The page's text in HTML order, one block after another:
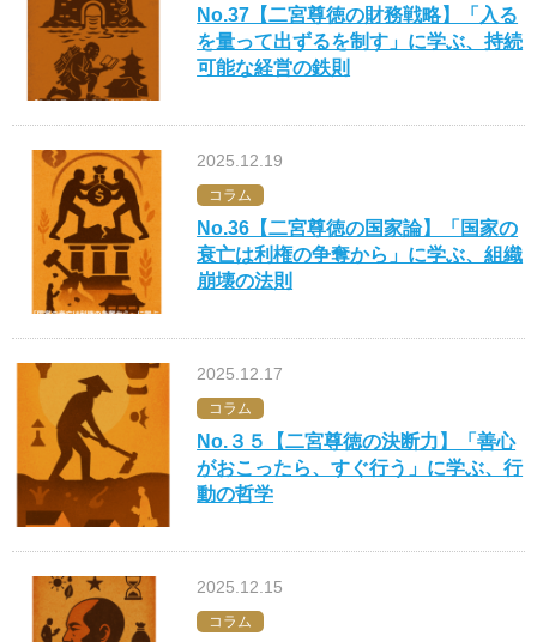
No.37【二宮尊徳の財務戦略】「入る
を量って出ずるを制す」に学ぶ、持続
可能な経営の鉄則
2025.12.19
コラム
No.36【二宮尊徳の国家論】「国家の
衰亡は利権の争奪から」に学ぶ、組織
崩壊の法則
2025.12.17
コラム
No.３５【二宮尊徳の決断力】「善心
がおこったら、すぐ行う」に学ぶ、行
動の哲学
2025.12.15
コラム